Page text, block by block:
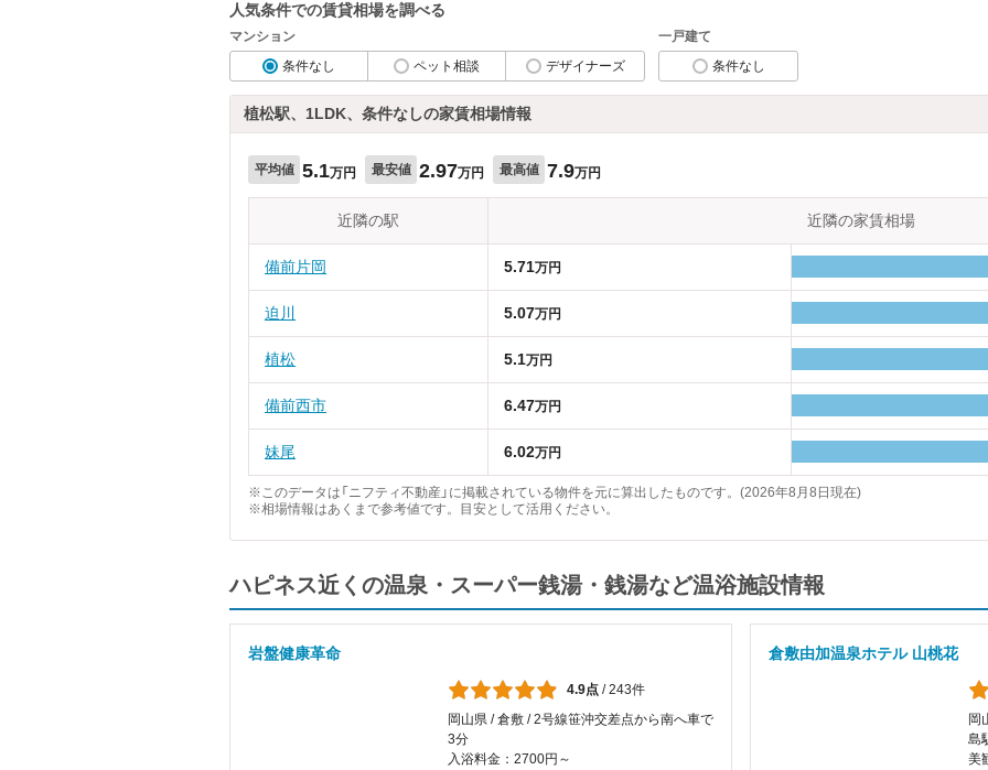
人気条件での賃貸相場を調べる
マンション
条件なし
ペット相談 デザイナーズ
一戸建て
条件なし
植松駅、1LDK、条件なしの家賃相場情報
平均値 5.1万円 最安値 2.97万円 最高値 7.9万円
近隣の駅 近隣の家賃相場
備前片岡 5.71万円
迫川 5.07万円
植松 5.1万円
備前西市 6.47万円
妹尾 6.02万円
※このデータは「ニフティ不動産」に掲載されている物件を元に算出したものです。(2026年8月8日現在)
※相場情報はあくまで参考値です。目安として活用ください。
ハピネス近くの温泉・スーパー銭湯・銭湯など温浴施設情報
岩盤健康革命
4.9点 /243件
岡山県 / 倉敷 / 2号線笹沖交差点から南へ車で
3分
入浴料金：2700円～
倉敷由加温泉ホテル 山桃花
岡
島
美